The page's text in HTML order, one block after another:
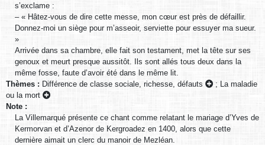
s’exclame :
– « Hâtez-vous de dire cette messe, mon cœur est près de défaillir.
Donnez-moi un siège pour m’asseoir, serviette pour essuyer ma sueur.
»
Arrivée dans sa chambre, elle fait son testament, met la tête sur ses
genoux et meurt presque aussitôt. Ils sont allés tous deux dans la
même fosse, faute d’avoir été dans le même lit.
Thèmes : Différence de classe sociale, richesse, défauts ;
La maladie
ou la mort
Note :
La Villemarqué présente ce chant comme relatant le mariage d’Yves de
Kermorvan et d’Azenor de Kergroadez en 1400, alors que cette
dernière aimait un clerc du manoir de Mezléan.